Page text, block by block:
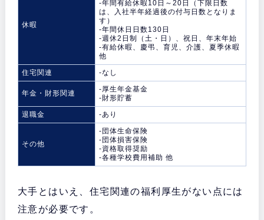
休暇
-年間有給休暇10日～20日（下限日数
は、入社半年経過後の付与日数となりま
す）
-年間休日日数130日
-週休2日制（土・日）、祝日、年末年始
-有給休暇、慶弔、育児、介護、夏季休暇
他
住宅関連
-なし
年金・財形関連
-厚生年金基金
-財形貯蓄
退職金
-あり
その他
-団体生命保険
-団体損害保険
-資格取得奨励
-各種学校費用補助 他
大手とはいえ、住宅関連の福利厚生がない点には
注意が必要です。